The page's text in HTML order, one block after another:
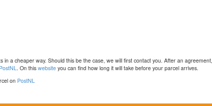
a cheaper way. Should this be the case, we will first contact you. After an
PostNL . On this website you can find how long it will take before your parcel arrives.
on PostNL